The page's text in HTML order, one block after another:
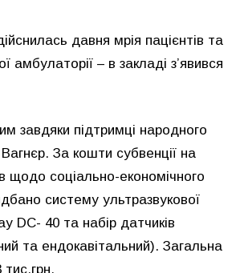
давня мрія пацієнтів та
амбулаторії – в закладі з’явився
завдяки підтримці народного
Вагнєр. За кошти субвенції на
щодо соціально-економічного
систему ультразвукової
DC- 40 та набір датчиків
та ендокавітальний). Загальна
тис.грн.